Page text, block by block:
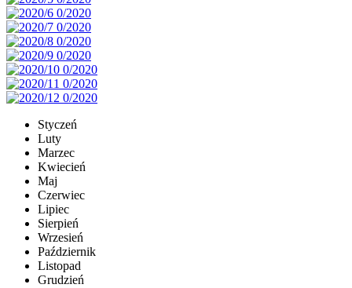
Styczeń
Luty
Marzec
Kwiecień
Maj
Czerwiec
Lipiec
Sierpień
Wrzesień
Październik
Listopad
Grudzień